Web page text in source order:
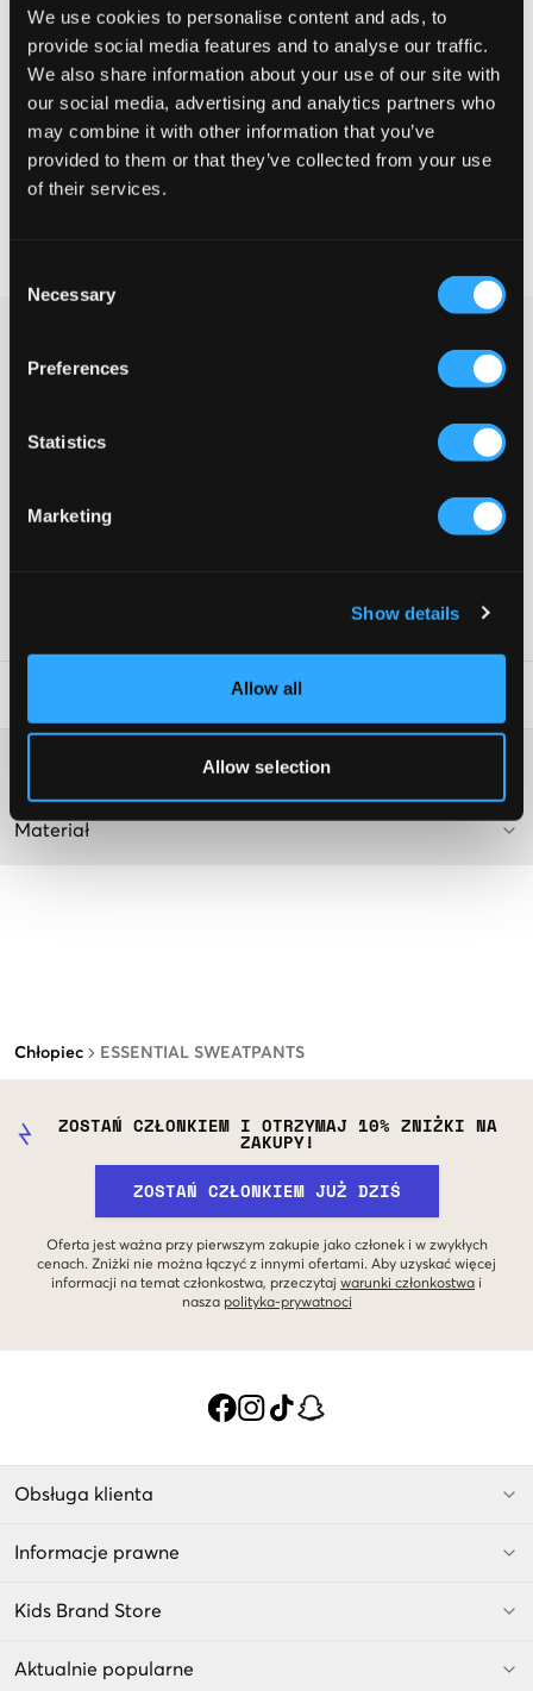
We use cookies to personalise content and ads, to
provide social media features and to analyse our traffic.
We also share information about your use of our site with
our social media, advertising and analytics partners who
may combine it with other information that you’ve
provided to them or that they’ve collected from your use
of their services.
Selection
Necessary
Preferences
Statistics
Marketing
Show details
Allow all
Allow selection
Chłopiec ESSENTIAL SWEATPANTS
WYBIERZ SWÓJ ROZMIAR
majä kieszenie boczne i jednä kieszeń z tyłu oraz haftowane
logo umieszczone w widocznym miejscu na nogawce. Stylowe i
shirtem lub bluzä dresowä.
Tylna kieszeń
Wskazówki dotyczące prania:
Więcej informacji na temat instrukcji prania
Materiał
ZOSTAŃ CZŁONKIEM I OTRZYMAJ 10% ZNIŻKI NA
ZAKUPY!
ZOSTAŃ CZŁONKIEM JUŻ DZIŚ
Oferta jest ważna przy pierwszym zakupie jako członek i w zwykłych
cenach. Zniżki nie można łączyć z innymi ofertami. Aby uzyskać więcej
informacji na temat członkostwa, przeczytaj warunki członkostwa i
nasza polityka-prywatnoci
Obsługa klienta
Informacje prawne
Kids Brand Store
Aktualnie popularne